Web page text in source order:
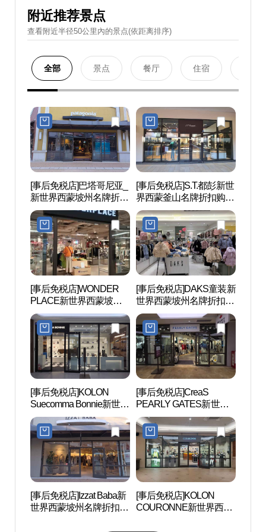
附近推荐景点
查看附近半径50公里內的景点(依距离排序)
全部 景点 餐厅 住宿
[事后免税店]巴塔哥尼亚_
新世界西蒙坡州名牌折扣
购物中心(파타고니아 신
세계사이먼프리미엄아울
렛 파주점)
[事后免税店]S.T.都彭新世
界西蒙釜山名牌折扣购物
中心坡州店(에스티듀퐁
신세계사이먼프리미엄아
울렛 파주점)
[事后免税店]WONDER
PLACE新世界西蒙坡州
名牌折扣购物中心(원더
플레이스 신세계사이먼
프리미엄아울렛 파주점)
[事后免税店]DAKS童装新
世界西蒙坡州名牌折扣购
物中心(닥스키즈 신세계
사이먼프리미엄아울렛
파주점)
[事后免税店]KOLON
Suecomma Bonnie新世界
西蒙坡州名牌折扣购物中
心(슈콤마보니 신세계사
이먼프리미엄아울렛 파
주점)
[事后免税店]CreaS
PEARLY GATES新世界
西蒙坡州名牌折扣购物中
心(파리게이츠 신세계사
이먼프리미엄아울렛 파
주점)
[事后免税店]Izzat Baba新
世界西蒙坡州名牌折扣购
[事后免税店]KOLON
COURONNE新世界西蒙